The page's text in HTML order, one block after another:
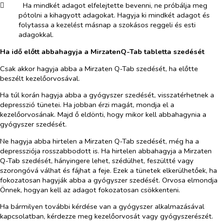
​
Ha mindkét adagot elfelejtette bevenni, ne próbálja meg
pótolni a kihagyott adagokat. Hagyja ki mindkét adagot és
folytassa a kezelést másnap a szokásos reggeli és esti
adagokkal.
Ha idő előtt abbahagyja a MirzatenQ-Tab tabletta szedését
Csak akkor hagyja abba a Mirzaten Q-Tab szedését, ha előtte
beszélt kezelőorvosával.
Ha túl korán hagyja abba a gyógyszer szedését, visszatérhetnek a
depresszió tünetei. Ha jobban érzi magát, mondja el a
kezelőorvosának. Majd ő eldönti, hogy mikor kell abbahagynia a
gyógyszer szedését.
Ne hagyja abba hirtelen a Mirzaten Q-Tab szedését, még ha a
depressziója rosszabbodott is. Ha hirtelen abbahagyja a Mirzaten
Q-Tab szedését, hányingere lehet, szédülhet, feszültté vagy
szorongóvá válhat és fájhat a feje. Ezek a tünetek elkerülhetőek, ha
fokozatosan hagyják abba a gyógyszer szedését. Orvosa elmondja
Önnek, hogyan kell az adagot fokozatosan csökkenteni.
Ha bármilyen további kérdése van a gyógyszer alkalmazásával
kapcsolatban, kérdezze meg kezelőorvosát vagy gyógyszerészét.